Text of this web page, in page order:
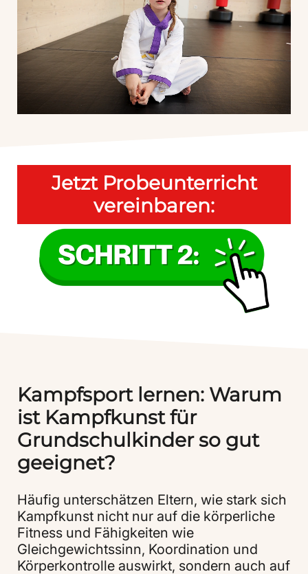
Jetzt Probeunterricht
vereinbaren:
Kampfsport lernen: Warum
ist Kampfkunst für
Grundschulkinder so gut
geeignet?
Häufig unterschätzen Eltern, wie stark sich
Kampfkunst nicht nur auf die körperliche
Fitness und Fähigkeiten wie
Gleichgewichtssinn, Koordination und
Körperkontrolle auswirkt, sondern auch auf